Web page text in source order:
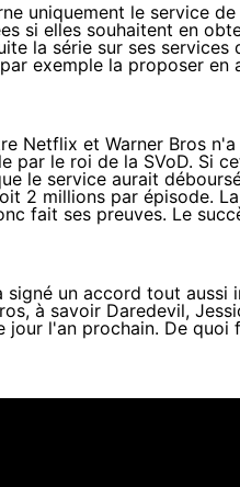
uniquement le service
si elles souhaitent en
la série sur ses
exemple la proposer en
Netflix et Warner Bros
par le roi de la SVoD. Si
le service aurait
2 millions par épisode.
fait ses preuves. Le
signé un accord tout aussi
à savoir Daredevil,
l'an prochain. De quoi